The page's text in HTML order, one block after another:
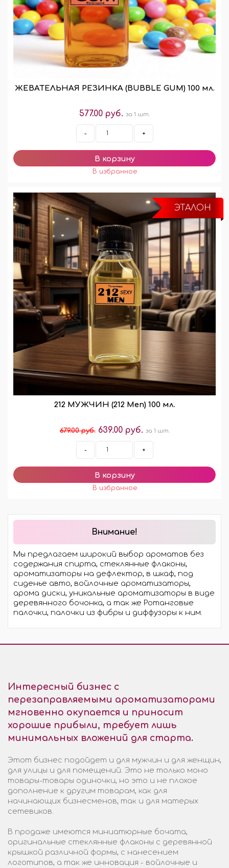
ЖЕВАТЕЛЬНАЯ РЕЗИНКА (BUBBLE GUM) 100 мл.
577.00 руб. за 1 шт.
- +
ЭТАЛОН
212 МУЖЧИН (212 Men) 100 мл.
679.00 руб. 639.00 руб. за 1 шт.
- +
Внимание!
Мы предлагаем широкий выбор ароматов без
содержания спирта, стеклянные флаконы,
ароматизаторы на дефлектор, в шкаф, под
сиденье авто, войлочные ароматизаторы,
арома диски, уникальные ароматизаторы в виде
деревянного бочонка, а так же Ротанговые
палочки, палочки из фибры и диффузоры к ним.
Интересный бизнес с
перезаправляемыми ароматизаторами
мгновенно окупается и приносит
хорошие прибыли, требует лишь
минимальных вложений для старта.
Этот бизнес подойдет и для мужчин и для женщин,
для улицы и для помещений. Это не только моно
товары-товары одиночки, но это и не плохое
дополнение к другим товарам, как для
начинающих бизнесменов, так и для матерых
сетевиков.
В продаже имеются миниатюрные бочата,
оригинальные стеклянные флаконы с деревянной
крышкой различной формы, с нанесением
логотипов, а так же инновация - войлочные и